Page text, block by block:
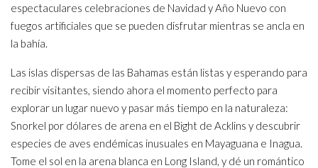
espectaculares celebraciones de Navidad y Año Nuevo con
fuegos artificiales que se pueden disfrutar mientras se ancla en
la bahía.
Las islas dispersas de las Bahamas están listas y esperando para
recibir visitantes, siendo ahora el momento perfecto para
explorar un lugar nuevo y pasar más tiempo en la naturaleza:
Snorkel por dólares de arena en el Bight de Acklins y descubrir
especies de aves endémicas inusuales en Mayaguana e Inagua.
Tome el sol en la arena blanca en Long Island, y dé un romántico